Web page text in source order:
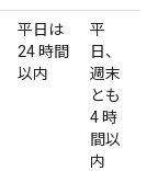
平日は
24 時間
以内
平
日、
週末
とも
4 時
間以
内